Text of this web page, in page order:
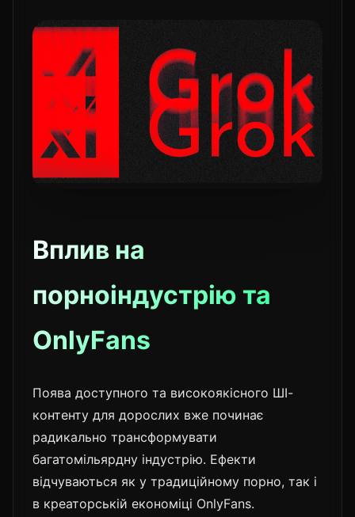
Вплив на
порноіндустрію та
OnlyFans
Поява доступного та високоякісного ШІ-
контенту для дорослих вже починає
радикально трансформувати
багатомільярдну індустрію. Ефекти
відчуваються як у традиційному порно, так і
в креаторській економіці OnlyFans.